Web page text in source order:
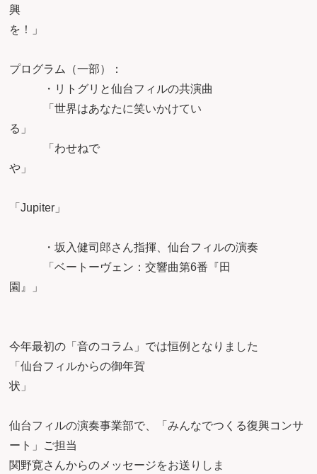
興
を
プログラム（一部）：
・リトグリと仙台フィルの共演曲
「世界はあなたに笑いかけてい
る
「わせねで
「
・坂入健司郎さん指揮、仙台フィルの演奏
「ベートーヴェン：交響曲第6番『田
園
今年最初の「音のコラム」では恒例となりました
「仙台フィルからの御年賀
状
仙台フィルの演奏事業部で、「みんなでつくる復興コンサ
ート」ご担当
関野寛さんからのメッセージをお送りしま